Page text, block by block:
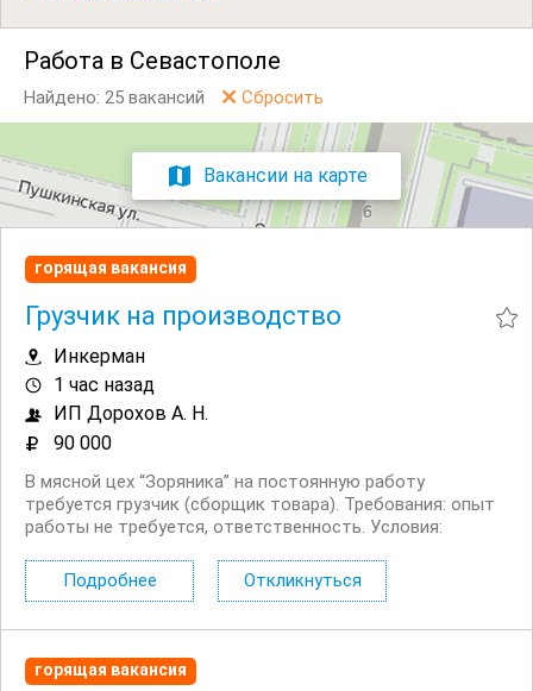
Работа в Севастополе
Найдено: 25 вакансий Сбросить
Вакансии на карте
горящая вакансия
Грузчик на производство
Инкерман
1 час назад
ИП Дорохов А. Н.
90 000
В мясной цех “Зоряника” на постоянную работу
требуется грузчик (сборщик товара). Требования: опыт
работы не требуется, ответственность. Условия:
рабочий день с 07.00 18.00, на...
Подробнее Откликнуться
горящая вакансия